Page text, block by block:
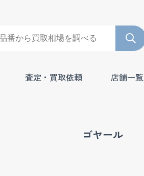
査定・買取依頼 店舗一覧
ゴヤール